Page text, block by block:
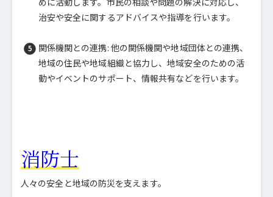
治安や安全に関するアドバイスや指導を行います。
関係機関との連携: 他の関係機関や地域団体との連携、
地域の住民や地域組織と協力し、地域安全のための活
動やイベントのサポート、情報共有などを行います。
消防士
人々の安全と地域の防災を支えます。